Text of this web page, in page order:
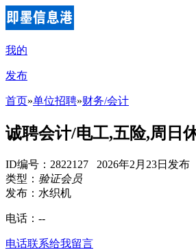
我的
发布
首页»单位招聘»财务/会计
诚聘会计/电工,五险,周日
ID编号：2822127 2026年2月23日发布
类型： 验证会员
发布：水织机
电话： --
电话联系给我留言